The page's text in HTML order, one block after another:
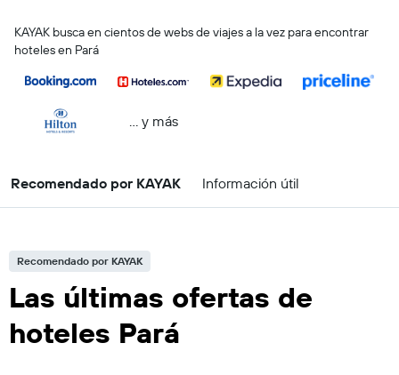
KAYAK busca en cientos de webs de viajes a la vez para encontrar
hoteles en Pará
… y más
Recomendado por KAYAK Información útil
Recomendado por KAYAK
Las últimas ofertas de
hoteles Pará